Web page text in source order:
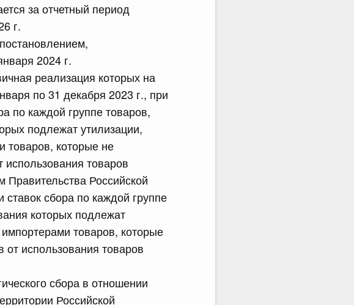
за отчетный период
г.
2024 г.
реализация которых на
по 31 декабря 2023 г., при
по каждой группе товаров,
подлежат утилизации,
товаров, которые не
товаров
Правительства Российской
сбора по каждой группе
которых подлежат
товаров, которые
использования товаров
сбора в отношении
Российской
г.
г.